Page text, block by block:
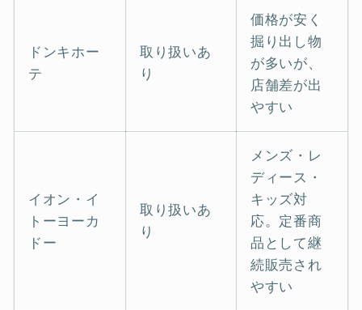
ドンキホー
テ
取り扱いあ
り
価格が安く
掘り出し物
が多いが、
店舗差が出
やすい
イオン・イ
トーヨーカ
ドー
取り扱いあ
り
メンズ・レ
ディース・
キッズ対
応。定番商
品として継
続販売され
やすい